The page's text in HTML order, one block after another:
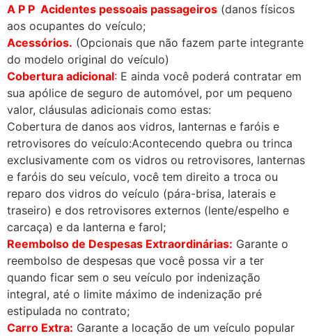
A P P Acidentes pessoais passageiros (danos físicos
aos ocupantes do veículo;
Acessórios. (Opcionais que não fazem parte integrante
do modelo original do veículo)
Cobertura adicional: E ainda você poderá contratar em
sua apólice de seguro de automóvel, por um pequeno
valor, cláusulas adicionais como estas:
Cobertura de danos aos vidros, lanternas e faróis e
retrovisores do veículo:Acontecendo quebra ou trinca
exclusivamente com os vidros ou retrovisores, lanternas
e faróis do seu veículo, você tem direito a troca ou
reparo dos vidros do veículo (pára-brisa, laterais e
traseiro) e dos retrovisores externos (lente/espelho e
carcaça) e da lanterna e farol;
Reembolso de Despesas Extraordinárias: Garante o
reembolso de despesas que você possa vir a ter
quando ficar sem o seu veículo por indenização
integral, até o limite máximo de indenização pré
estipulada no contrato;
Carro Extra: Garante a locação de um veículo popular